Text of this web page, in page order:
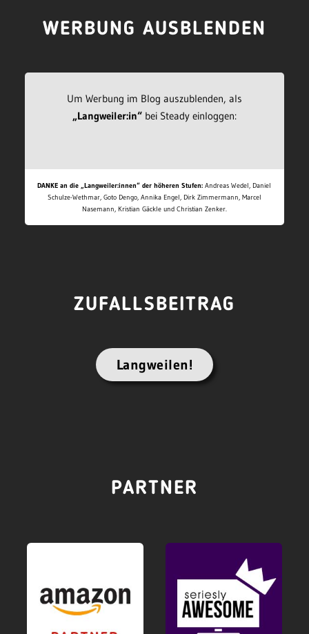
WERBUNG AUSBLENDEN
Um Werbung im Blog auszublenden, als
„Langweiler:in“bei Steady einloggen:
DANKE an die „Langweiler:innen“ der höheren Stufen: Andreas Wedel, Daniel
Schulze-Wethmar, Goto Dengo, Annika Engel, Dirk Zimmermann, Marcel
Nasemann, Kristian Gäckle und Christian Zenker.
ZUFALLSBEITRAG
Langweilen!
PARTNER